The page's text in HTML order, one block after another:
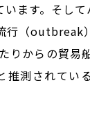
ます。そし
行（
りからの貿
測されて